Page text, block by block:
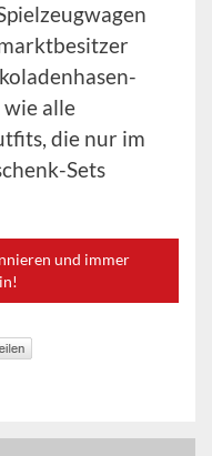
alle
die nur im
Sets
und immer